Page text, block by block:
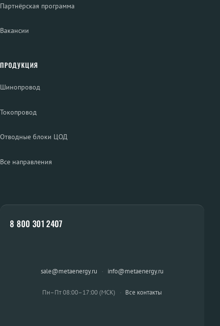
Партнёрская программа
Вакансии
ПРОДУКЦИЯ
Шинопровод
Токопровод
Отводные блоки ЦОД
Все направления
8 800 301 2407
sale@metaenergy.ru · info@metaenergy.ru
Пн–Пт 08:00–17:00 (МСК) · Все контакты